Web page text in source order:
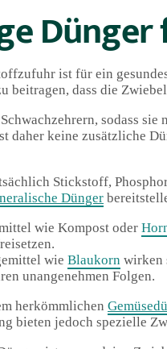
ist für ein
beitragen, dass die
sodass
daher keine zusätzliche
Stickstoff,
Dünger
wie Kompost oder
wie Blaukorn wirken
unangenehmen Folgen.
herkömmlichen
bieten jedoch spezielle